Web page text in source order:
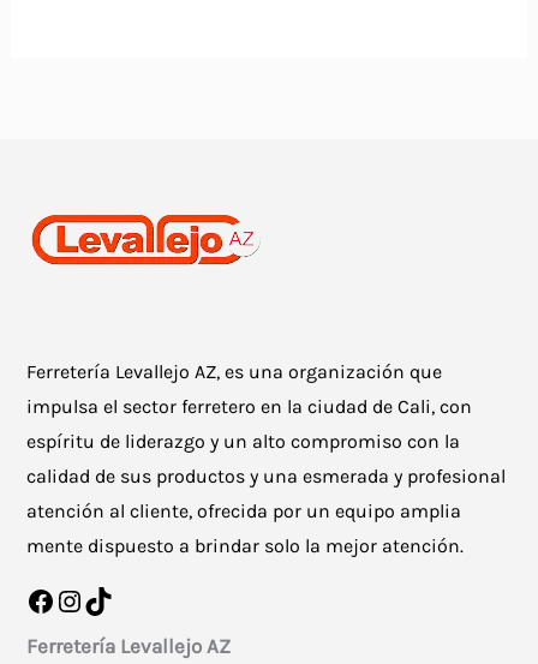
Ferretería Levallejo AZ, es una organización que
impulsa el sector ferretero en la ciudad de Cali, con
espíritu de liderazgo y un alto compromiso con la
calidad de sus productos y una esmerada y profesional
atención al cliente, ofrecida por un equipo amplia
mente dispuesto a brindar solo la mejor atención.
Facebook
Instagram
TikTok
Ferretería Levallejo AZ